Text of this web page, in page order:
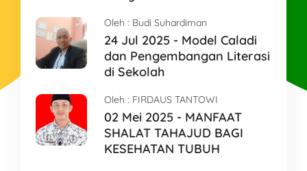
Oleh : Budi Suhardiman
24 Jul 2025 - Model Caladi
dan Pengembangan Literasi
di Sekolah
Oleh : FIRDAUS TANTOWI
02 Mei 2025 - MANFAAT
SHALAT TAHAJUD BAGI
KESEHATAN TUBUH